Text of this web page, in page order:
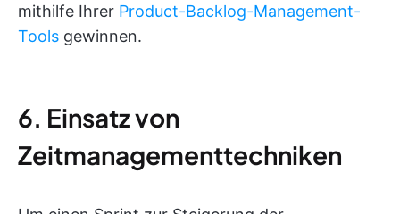
mithilfe Ihrer Product-Backlog-Management-
Tools gewinnen.
6. Einsatz von
Zeitmanagementtechniken